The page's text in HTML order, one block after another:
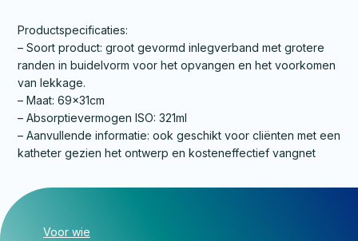
Productspecificaties:
– Soort product: groot gevormd inlegverband met grotere
randen in buidelvorm voor het opvangen en het voorkomen
van lekkage.
– Maat: 69x31cm
– Absorptievermogen ISO: 321ml
– Aanvullende informatie: ook geschikt voor cliënten met een
katheter gezien het ontwerp en kosteneffectief vangnet
Voor wie